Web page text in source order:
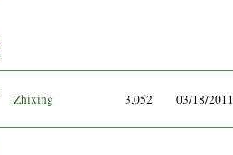
Zhixing 3,052 03/18/